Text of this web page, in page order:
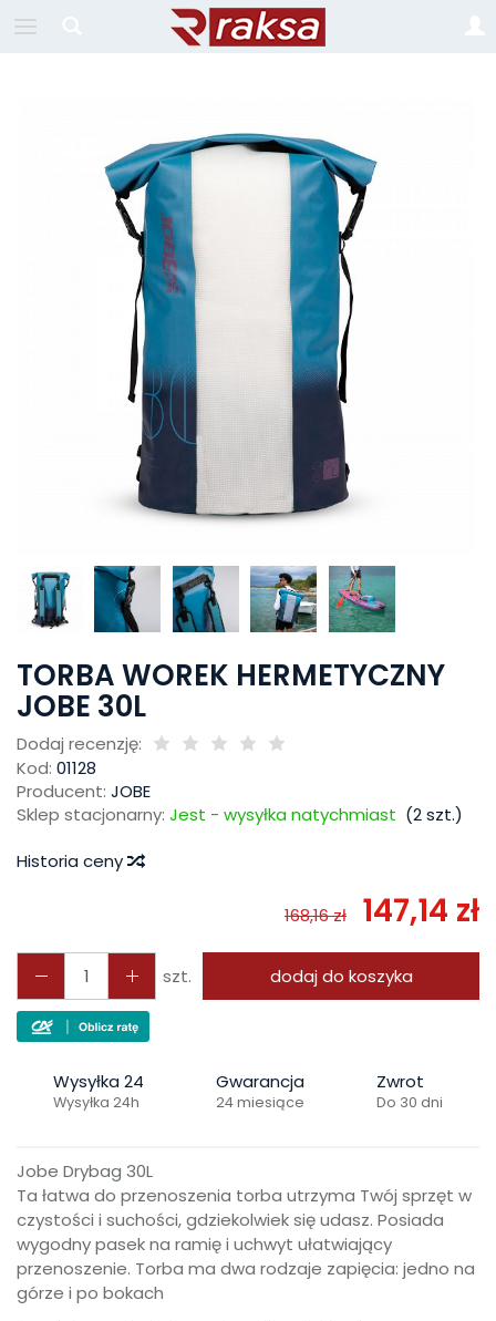
TORBA WOREK HERMETYCZNY
JOBE 30L
Dodaj recenzję:
Kod: 01128
Producent: JOBE
Sklep stacjonarny: Jest - wysyłka natychmiast (2szt.)
Historia ceny
168,16 zł 147,14 zł
szt. dodaj do koszyka
Wysyłka 24
Wysyłka 24h
Gwarancja
24 miesiące
Zwrot
Do 30 dni
Jobe Drybag 30L
Ta łatwa do przenoszenia torba utrzyma Twój sprzęt w
czystości i suchości, gdziekolwiek się udasz. Posiada
wygodny pasek na ramię i uchwyt ułatwiający
przenoszenie. Torba ma dwa rodzaje zapięcia: jedno na
górze i po bokach